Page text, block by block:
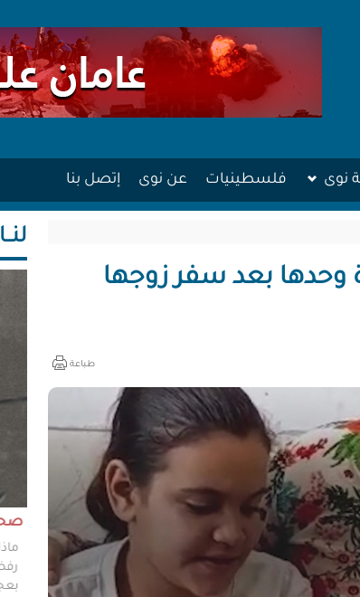
نوى فلسطينيات عن نوى إتصل بنا
وحدها بعد سفر زوجها
طباعة
وقته!!
مطلوباً من الصحفي أن يكون مخططًا إستراتيجيًا
إستراتيجيات عملٍ للهيئات العامة، ولكن من حقه
من يضعون تلك الاستراتيجيات عن تفاصيلها،